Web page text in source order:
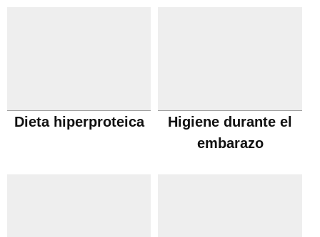
Dieta hiperproteica
Higiene durante el
embarazo